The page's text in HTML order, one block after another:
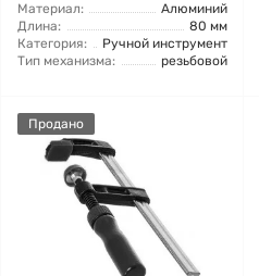
Материал:
Алюминий
Длина:
80 мм
Категория:
Ручной инструмент
Тип механизма:
резьбовой
Продано